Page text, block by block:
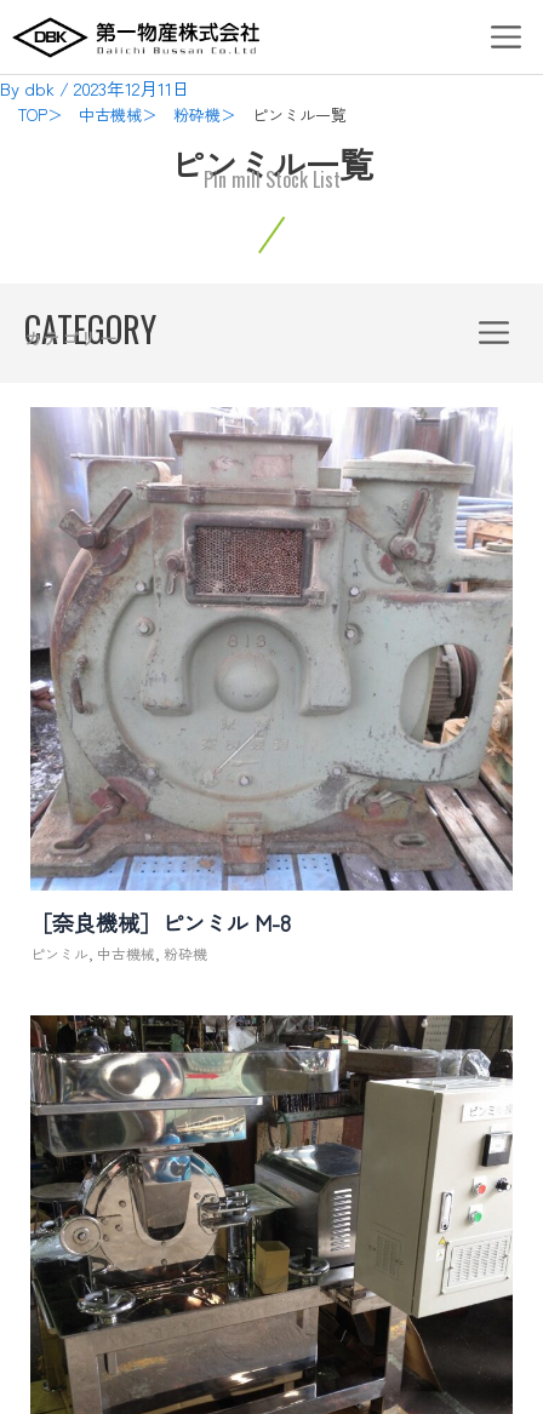
容
を
ス
Menu
By dbk / 2023年12月11日
TOP＞ 中古機械＞ 粉砕機＞ ピンミル一覧
ピンミル一覧
Pin mill Stock List
CATEGORY
カテゴリー Menu
［奈良機械］ピンミル M-8
ピンミル 中古機械 粉砕機
navigation